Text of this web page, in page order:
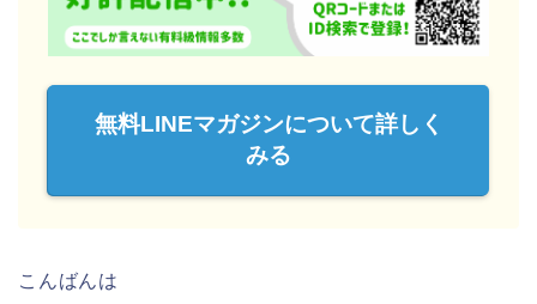
無料LINEマガジンについて詳しく
みる
こんばんは